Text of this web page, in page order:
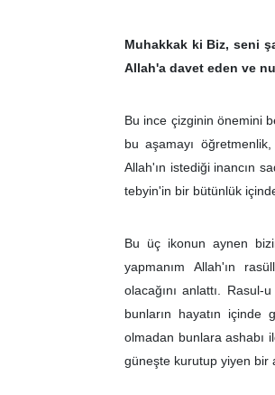
Muhakkak ki Biz, seni
Allah'a davet eden ve
Bu ince çizginin önemini
bu aşamayı
Allah'ın istediği inancın
tebyin'in bir bütünlük
Bu üç ikonun aynen
yapmanım Allah'ın
olacağını anlattı.
bunların hayatın
olmadan bunlara ashabı
güneşte kurutup yiyen bir